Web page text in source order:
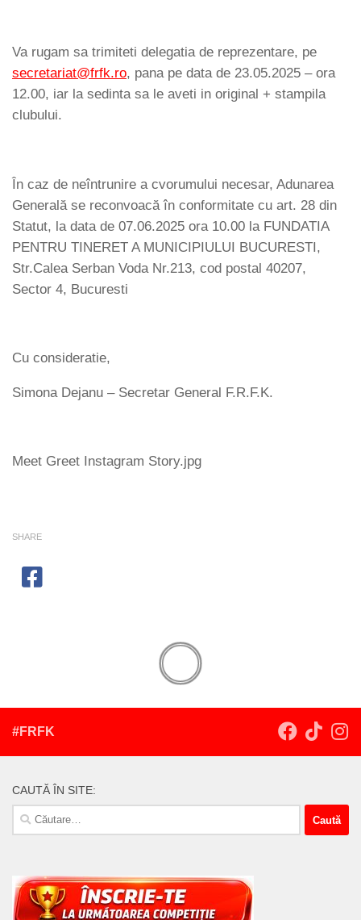
Va rugam sa trimiteti delegatia de reprezentare, pe
secretariat@frfk.ro, pana pe data de 23.05.2025 – ora
12.00, iar la sedinta sa le aveti in original + stampila
clubului.
În caz de neîntrunire a cvorumului necesar, Adunarea
Generală se reconvoacă în conformitate cu art. 28 din
Statut, la data de 07.06.2025 ora 10.00 la FUNDATIA
PENTRU TINERET A MUNICIPIULUI BUCURESTI,
Str.Calea Serban Voda Nr.213, cod postal 40207,
Sector 4, Bucuresti
Cu consideratie,
Simona Dejanu – Secretar General F.R.F.K.
Meet Greet Instagram Story.jpg
SHARE
#FRFK
CAUTĂ ÎN SITE:
Caută
după: